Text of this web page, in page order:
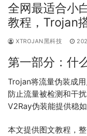
全网最适合小
教程，Trojan
XTROJAN黑科技
第一部分：什
Trojan将流量伪装成
防止流量被检测和干
V2Ray伪装能提供稳如
本文提供图文教程，